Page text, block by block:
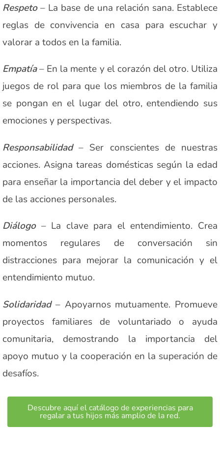
Respeto– La base de una relación sana. Establece
reglas de convivencia en casa para escuchar y
valorar a todos en la familia.
Empatía– En la mente y el corazón del otro. Utiliza
juegos de rol para que los miembros de la familia
se pongan en el lugar del otro, entendiendo sus
emociones y perspectivas.
Responsabilidad– Ser conscientes de nuestras
acciones. Asigna tareas domésticas según la edad
para enseñar la importancia del deber y el impacto
de las acciones personales.
Diálogo– La clave para el entendimiento. Crea
momentos regulares de conversación sin
distracciones para mejorar la comunicación y el
entendimiento mutuo.
Solidaridad– Apoyarnos mutuamente. Promueve
proyectos familiares de voluntariado o ayuda
comunitaria, demostrando la importancia del
apoyo mutuo y la cooperación en la superación de
desafíos.
Descubre aquí el catálogo de experiencias para
regalar a tus hijos más amplio de la red.